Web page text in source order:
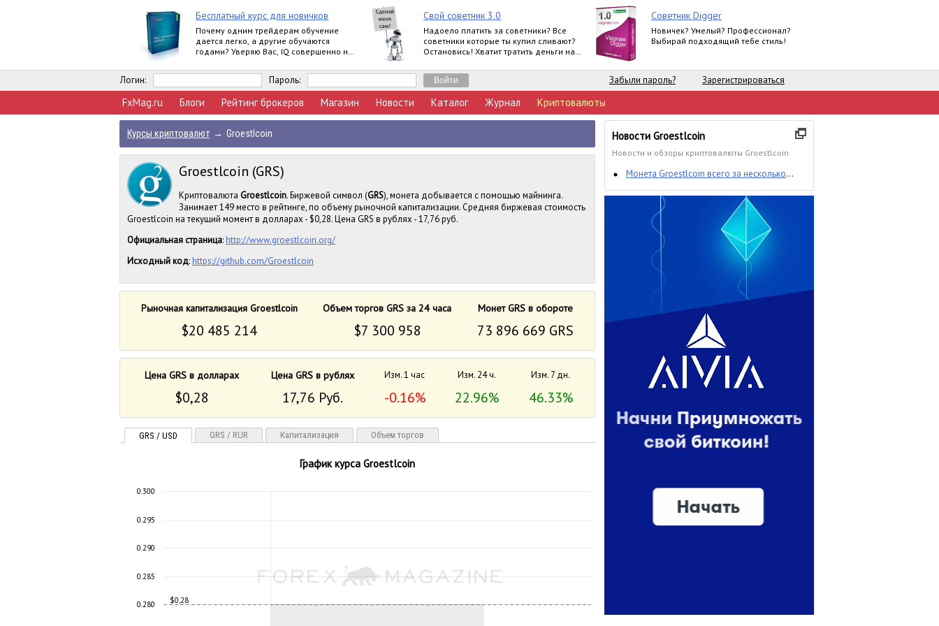
Бесплатный курс для новичков
Почему одним трейдерам обучение
дается легко, а другие обучаются
годами? Уверяю Вас, IQ совершенно не
Свой советник 3.0
Надоело платить за советники? Все
советники которые ты купил сливают?
Остановись! Хватит тратить деньги на
Советник Digger
Новичек? Умелый? Профессионал?
Выбирай подходящий тебе стиль!
Логин: Пароль: Забыли пароль? Зарегистрироваться
FxMag.ru Блоги Рейтинг брокеров Магазин Новости Каталог Журнал Криптовалюты
Курсы криптовалют → Groestlcoin
Groestlcoin (GRS)
Криптовалюта Groestlcoin. Биржевой символ (GRS), монета добывается с помощью майнинга.
Занимает 149 место в рейтинге, по объему рыночной капитализации. Средняя биржевая стоимость
Groestlcoin на текущий момент в долларах - $0,28. Цена GRS в рублях - 17,76 руб.
Официальная страница: http://www.groestlcoin.org/
Исходный код: https://github.com/Groestlcoin
Рыночная капитализация Groestlcoin Объем торгов GRS за 24 часа Монет GRS в обороте
$20 485 214 $7 300 958 73 896 669 GRS
Цена GRS в долларах Цена GRS в рублях Изм. 1 час Изм. 24 ч. Изм. 7 дн.
$0,28 17,76 Руб. -0.16% 22.96% 46.33%
GRS / USD GRS / RUR Капитализация Объем торгов
График курса Groestlcoin
$0,28
0.280
0.285
0.290
0.295
0.300
Новости Groestlcoin
Новости и обзоры криптовалюты Groestlcoin
Монета Groestlcoin всего за несколько